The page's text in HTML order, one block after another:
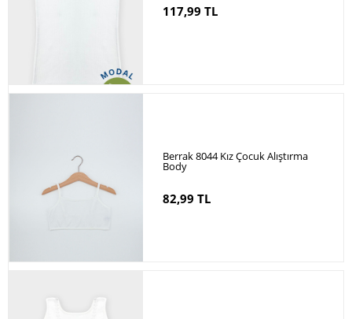
117,99 TL
Berrak 8044 Kız Çocuk Alıştırma
Body
82,99 TL